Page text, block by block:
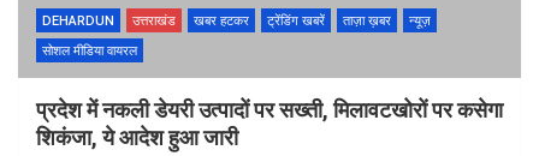
DEHARDUN उत्तराखंड खबर हटकर ट्रेंडिंग खबरें ताज़ा ख़बर
न्यूज़
सोशल मीडिया वायरल
प्रदेश में नकली डेयरी उत्पादों पर सख्ती, मिलावटखोरों पर कसेगा
शिकंजा, ये आदेश हुआ जारी